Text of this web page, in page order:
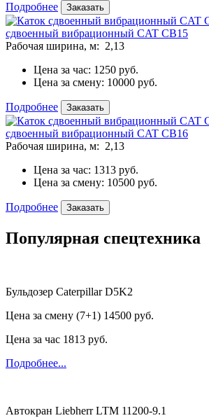
Подробнее Заказать
сдвоенный вибрационный CAT CB15
Рабочая ширина, м: 2,13
Цена за час: 1250 руб.
Цена за смену: 10000 руб.
Подробнее Заказать
сдвоенный вибрационный CAT CB16
Рабочая ширина, м: 2,13
Цена за час: 1313 руб.
Цена за смену: 10500 руб.
Подробнее Заказать
Популярная спецтехника
Бульдозер Caterpillar D5K2
Цена за смену (7+1) 14500 руб.
Цена за час 1813 руб.
Подробнее...
Автокран Liebherr LTM 11200-9.1